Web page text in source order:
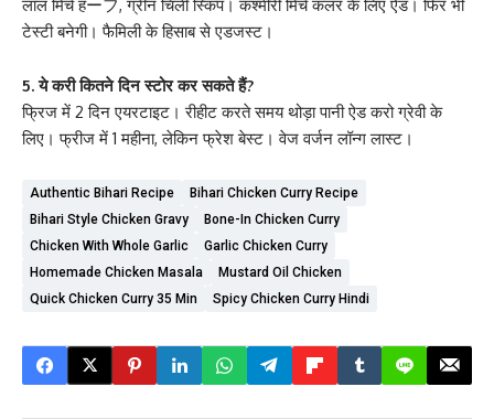
लाल मिर्च हーフ, ग्रीन चिली स्किप। कश्मीरी मिर्च कलर के लिए ऐड। फिर भी
टेस्टी बनेगी। फैमिली के हिसाब से एडजस्ट।
5. ये करी कितने दिन स्टोर कर सकते हैं?
फ्रिज में 2 दिन एयरटाइट। रीहीट करते समय थोड़ा पानी ऐड करो ग्रेवी के
लिए। फ्रीज में 1 महीना, लेकिन फ्रेश बेस्ट। वेज वर्जन लॉन्ग लास्ट।
Authentic Bihari Recipe
Bihari Chicken Curry Recipe
Bihari Style Chicken Gravy
Bone-In Chicken Curry
Chicken With Whole Garlic
Garlic Chicken Curry
Homemade Chicken Masala
Mustard Oil Chicken
Quick Chicken Curry 35 Min
Spicy Chicken Curry Hindi